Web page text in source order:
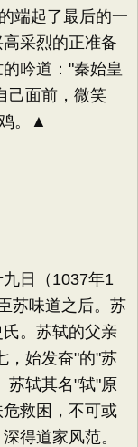
端起了最后的一
采烈的正准备
吟道："秦始皇
己面前，微笑
。▲
日（1037年1
苏味道之后。苏
。苏轼的父亲
，始发奋"的"苏
苏轼其名"轼"原
救困，不可或
得道家风范。